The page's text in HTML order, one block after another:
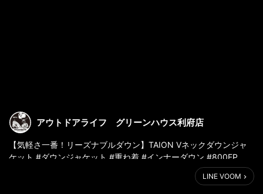
アウトドアライフ グリーンハウス利府店
【気軽さ一番！リーズナブルダウン】TAION Vネックダウンジャ
ケット #ダウンジャケット #重ね着 #インナーダウン #800FP
LINE VOOM